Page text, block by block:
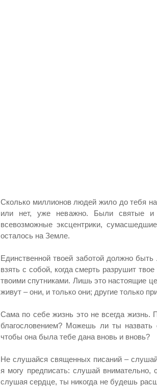
Сколько миллионов людей жило до тебя
или нет, уже неважно. Были святые
всевозможные эксцентрики,
осталось на Земле.
Единственной твоей заботой должно
взять с собой, когда смерть разрушит
твоими спутниками. Лишь это настоящие
живут – они, и только они; другие только
Сама по себе жизнь это не всегда
благословением? Можешь ли ты
чтобы она была тебе дана вновь и вновь?
Не слушайся священных писаний –
я могу предписать: слушай
слушая сердце, ты никогда не будешь